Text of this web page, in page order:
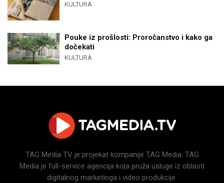
KULTURA
Pouke iz prošlosti: Proročanstvo i kako ga
dočekati
KULTURA
TAG Media TV je projekat kompanije TAG Media. TAG
Media je full-service agencija koja pruža usluge iz oblasti
digitalnog marketinga i video produkcije.